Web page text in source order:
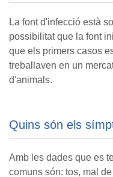
La font d'infecció està
possibilitat que la font
que els primers casos
treballaven en un
d'animals.
Quins són els
Amb les dades que es
comuns són: tos, mal